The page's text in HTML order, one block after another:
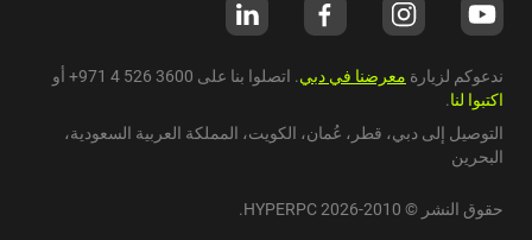
ندعوكم لزيارة معرضنا في دبي. اتصلوا بنا على +971 4 526 3600 أو
اكتبوا لنا.
التوصيل إلى دبي، قطر ، عُمان، الكويت، المملكة العربية السعودية،
البحرين
حقوق النشر © 2010-2026 HYPERPC.